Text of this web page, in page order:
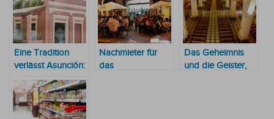
Eine Tradition
verlässt Asunción:
Lido Bar eröffnet
neue Filiale
Nachmieter für
das
Das Geheimnis
und die Geister,